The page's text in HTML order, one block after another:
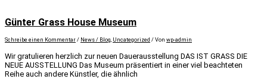
Günter Grass House Museum
Schreibe einen Kommentar / News / Blog Uncategorized / Von wp-admin
Wir gratulieren herzlich zur neuen Dauerausstellung DAS IST GRASS DIE
NEUE AUSSTELLUNG Das Museum präsentiert in einer viel beachteten
Reihe auch andere Künstler, die ähnlich